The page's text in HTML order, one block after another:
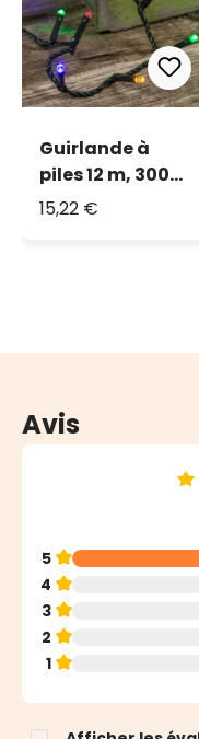
Guirlande à
piles 12 m, 300
multicolor
15,22 €
Avis
Note moyenne de
5
4
3
2
1